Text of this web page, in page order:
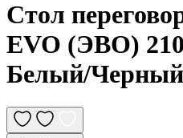
Стол
EVO (ЭВО)
Белый/Черный